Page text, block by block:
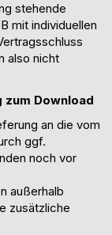
stehende
mit individuellen
also nicht
Download
an die vom
ggf.
noch vor
außerhalb
zusätzliche